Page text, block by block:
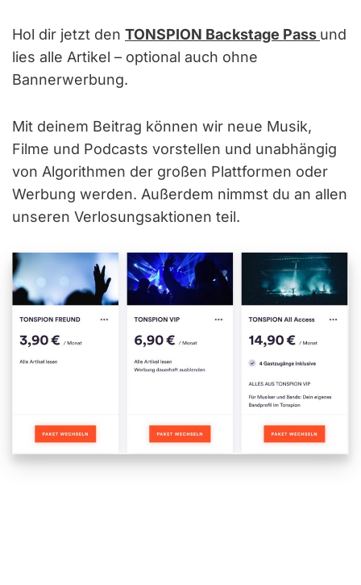
Hol dir jetzt den TONSPION Backstage Pass und
lies alle Artikel – optional auch ohne
Bannerwerbung.
Mit deinem Beitrag können wir neue Musik,
Filme und Podcasts vorstellen und unabhängig
von Algorithmen der großen Plattformen oder
Werbung werden. Außerdem nimmst du an allen
unseren Verlosungsaktionen teil.